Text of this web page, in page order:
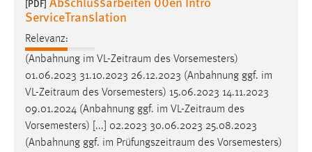
[PDF]
ServiceTranslation
Relevanz:
(Anbahnung im VL-Zeitraum des Vorsemesters)
01.06.2023 31.10.2023 26.12.2023 (Anbahnung ggf. im
VL-Zeitraum des Vorsemesters) 15.06.2023 14.11.2023
09.01.2024 (Anbahnung ggf. im VL-Zeitraum des
Vorsemesters) [...] 02.2023 30.06.2023 25.08.2023
(Anbahnung ggf. im Prüfungszeitraum des Vorsemesters)
Chat
Name:
MibewSessionID, MIBEW_UserID, mibew_locale, mibew-
chat-frame-style-5e9dbeb1811c0446
Zweck:
Wird benötigt um die Chatfunktion nutzen zu können.
Cookie Laufzeit:
MibewSessionID, mibew-chat-frame-style-